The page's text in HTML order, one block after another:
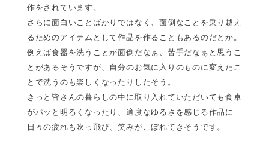
作をされています。
さらに面白いことばかりではなく、面倒なことを乗り越え
るためのアイテムとして作品を作ることもあるのだとか。
例えば食器を洗うことが面倒だなぁ、苦手だなぁと思うこ
とがあるそうですが、自分のお気に入りのものに変えたこ
とで洗うのも楽しくなったりしたそう。
きっと皆さんの暮らしの中に取り入れていただいても食卓
がパッと明るくなったり、適度なゆるさを感じる作品に
日々の疲れも吹っ飛び、笑みがこぼれてきそうです。